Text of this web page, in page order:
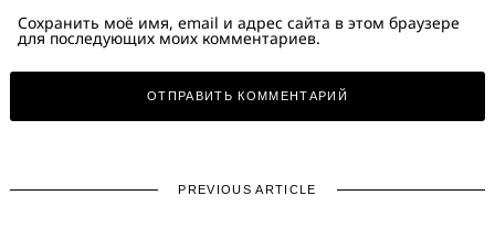
Сохранить моё имя, email и адрес сайта в этом браузере
для последующих моих комментариев.
PREVIOUS ARTICLE